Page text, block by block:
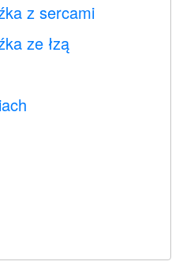
z sercami
ze łzą